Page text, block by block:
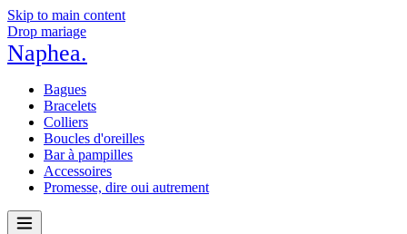
Skip to main content
Drop mariage
Naphea.
Bagues
Bracelets
Colliers
Boucles d'oreilles
Bar à pampilles
Accessoires
Promesse, dire oui autrement